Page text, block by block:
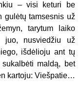
– visi keturi be
gulėtų tamsesnis už
tarytum laiko
juo, nusviedžiu už
išdėlioju ant tų
maldą, bet
kartoju: Viešpatie…